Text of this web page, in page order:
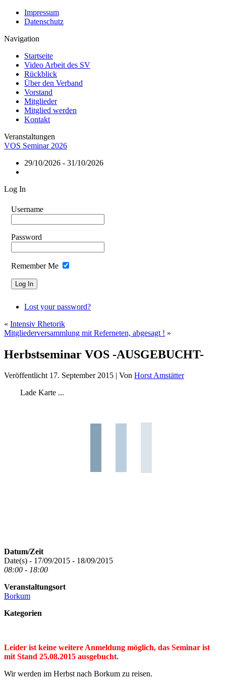
Impressum
Datenschutz
Navigation
Startseite
Video Arbeit des SV
Rückblick
Über den Verband
Vorstand
Mitglieder
Mitglied werden
Kontakt
Veranstaltungen
VOS Seminar 2026
29/10/2026 - 31/10/2026
Log In
Username
Password
Remember Me
Lost your password?
« Intensiv Rhetorik
Mitgliederversammlung mit Referneten, abgesagt ! »
Herbstseminar VOS -AUSGEBUCHT-
Veröffentlicht 17. September 2015 | Von Horst Amstätter
Lade Karte ...
Datum/Zeit
Date(s) - 17/09/2015 - 18/09/2015
08:00 - 18:00
Veranstaltungsort
Borkum
Kategorien
Leider ist keine weitere Anmeldung möglich, das Seminar ist
mit Stand 25.08.2015 ausgebucht.
Wir werden im Herbst nach Borkum zu reisen.